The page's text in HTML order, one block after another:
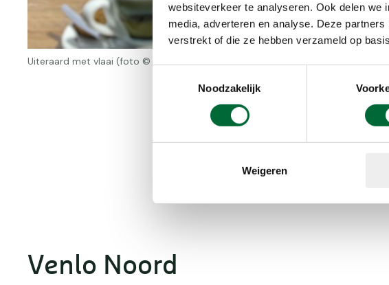
websiteverkeer te analyseren. Ook delen
media, adverteren en analyse. Deze
verstrekt of die ze hebben verzameld op
Noodzakelijk
Weigeren
Uiteraard met vlaai (foto © Anton Damen)
Venlo Noord